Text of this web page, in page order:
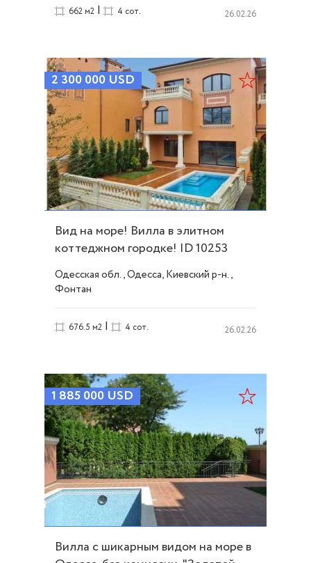
662 м2 | 4 сот. 26.02.26
2 300 000 USD
Вид на море! Вилла в элитном
коттеджном городке! ID 10253
Одесская обл., Одесса, Киевский р-н.,
Фонтан
676.5 м2 | 4 сот. 26.02.26
1 885 000 USD
Вилла с шикарным видом на море в